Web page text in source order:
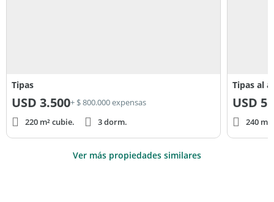
Tipas
USD 3.500+ $ 800.000 expensas
220 m² cubie.
3 dorm.
Tipas al
USD
240
Ver más propiedades similares